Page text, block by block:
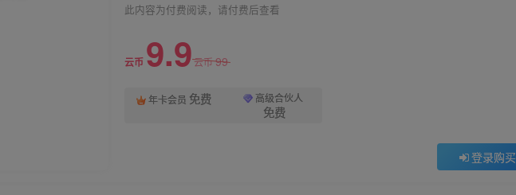
此内容为付费阅读，请付费后查看
云币 9.9云币99
年卡会员 免费 高级合伙人
免费
登录购买